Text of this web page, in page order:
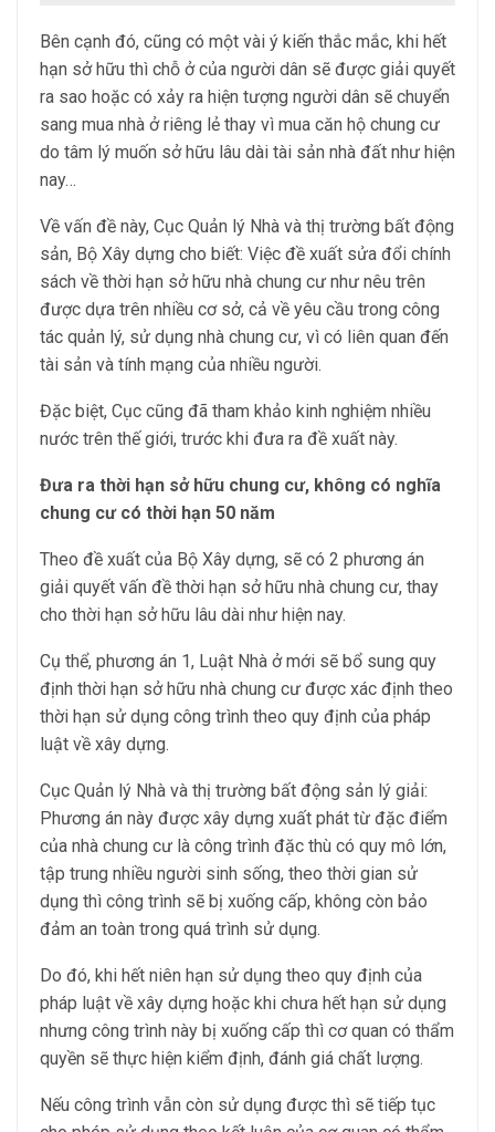
Bên cạnh đó, cũng có một vài ý kiến thắc mắc, khi hết
hạn sở hữu thì chỗ ở của người dân sẽ được giải quyết
ra sao hoặc có xảy ra hiện tượng người dân sẽ chuyển
sang mua nhà ở riêng lẻ thay vì mua căn hộ chung cư
do tâm lý muốn sở hữu lâu dài tài sản nhà đất như hiện
nay…
Về vấn đề này, Cục Quản lý Nhà và thị trường bất động
sản, Bộ Xây dựng cho biết: Việc đề xuất sửa đổi chính
sách về thời hạn sở hữu nhà chung cư như nêu trên
được dựa trên nhiều cơ sở, cả về yêu cầu trong công
tác quản lý, sử dụng nhà chung cư, vì có liên quan đến
tài sản và tính mạng của nhiều người.
Đặc biệt, Cục cũng đã tham khảo kinh nghiệm nhiều
nước trên thế giới, trước khi đưa ra đề xuất này.
Đưa ra thời hạn sở hữu chung cư, không có nghĩa
chung cư có thời hạn 50 năm
Theo đề xuất của Bộ Xây dựng, sẽ có 2 phương án
giải quyết vấn đề thời hạn sở hữu nhà chung cư, thay
cho thời hạn sở hữu lâu dài như hiện nay.
Cụ thể, phương án 1, Luật Nhà ở mới sẽ bổ sung quy
định thời hạn sở hữu nhà chung cư được xác định theo
thời hạn sử dụng công trình theo quy định của pháp
luật về xây dựng.
Cục Quản lý Nhà và thị trường bất động sản lý giải:
Phương án này được xây dựng xuất phát từ đặc điểm
của nhà chung cư là công trình đặc thù có quy mô lớn,
tập trung nhiều người sinh sống, theo thời gian sử
dụng thì công trình sẽ bị xuống cấp, không còn bảo
đảm an toàn trong quá trình sử dụng.
Do đó, khi hết niên hạn sử dụng theo quy định của
pháp luật về xây dựng hoặc khi chưa hết hạn sử dụng
nhưng công trình này bị xuống cấp thì cơ quan có thẩm
quyền sẽ thực hiện kiểm định, đánh giá chất lượng.
Nếu công trình vẫn còn sử dụng được thì sẽ tiếp tục